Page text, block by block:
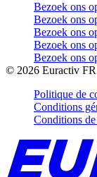
Bezoek ons
Bezoek ons
Bezoek ons
Bezoek ons
Bezoek ons
© 2026 Euractiv FR
Politique de
Conditions
Conditions